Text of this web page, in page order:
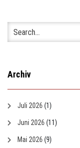
Archiv
Juli 2026 (1)
Juni 2026 (11)
Mai 2026 (9)